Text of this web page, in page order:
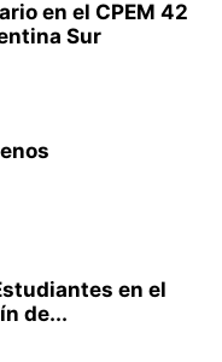
en el CPEM 42
Sur
en el
de...